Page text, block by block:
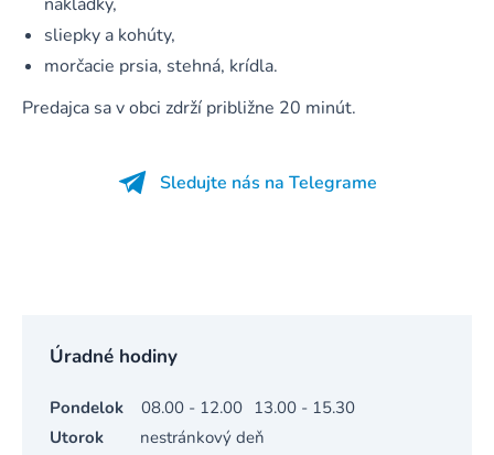
sliepky a kohúty,
morčacie prsia, stehná, krídla.
Predajca sa v obci zdrží približne 20 minút.
Sledujte nás na Telegrame
Úradné hodiny
Pondelok 08.00 - 12.00 13.00 - 15.30
Utorok
nestránkový deň